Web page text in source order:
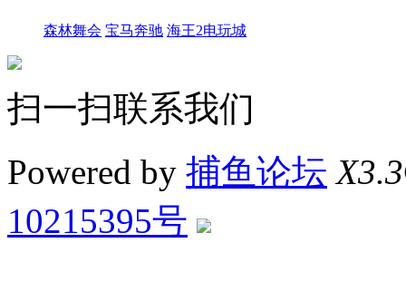
森林舞会 宝马奔驰 海王2电玩城
扫一扫联系我们
Powered by 捕鱼论坛 X3.3
10215395号